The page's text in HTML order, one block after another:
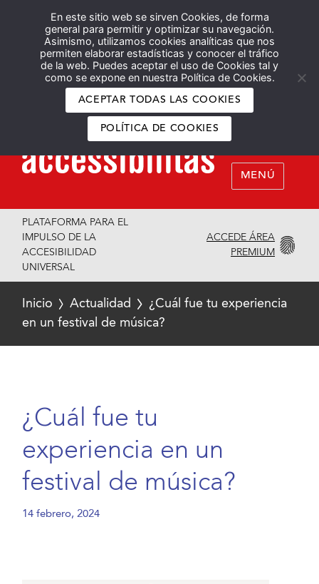
En este sitio web se sirven Cookies, de forma
general para permitir y optimizar su navegación.
Asimismo, utilizamos cookies analíticas que nos
permiten elaborar estadísticas y conocer el tráfico
de la web. Puedes aceptar el uso de Cookies tal y
como se expone en nuestra Política de Cookies.
ACEPTAR TODAS LAS COOKIES
POLÍTICA DE COOKIES
Español English
MENÚ
PLATAFORMA PARA EL
IMPULSO DE LA
ACCESIBILIDAD
UNIVERSAL
ACCEDE ÁREA
PREMIUM
Inicio Actualidad
¿Cuál fue tu experiencia
en un festival de música?
¿Cuál fue tu
experiencia en un
festival de música?
14 febrero, 2024